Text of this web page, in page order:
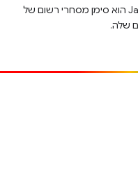
.‏ Java הוא סימן מסחרי רשום של